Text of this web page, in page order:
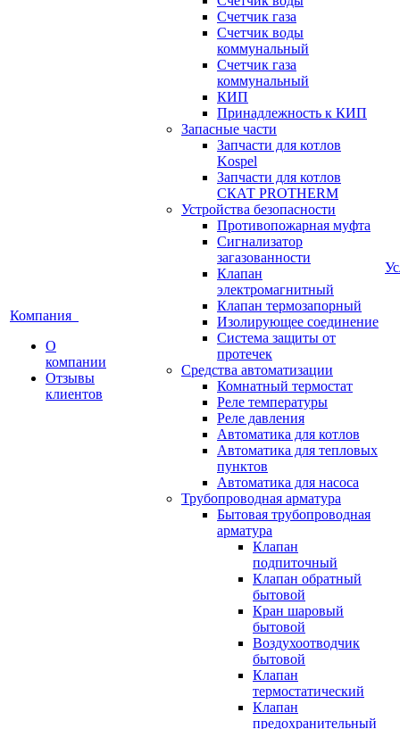
Компания
О
компании
Отзывы
клиентов
Счетчик газа
Счетчик воды
коммунальный
Счетчик газа
коммунальный
КИП
Принадлежность к КИП
Запасные части
Запчасти для котлов
Kospel
Запчасти для котлов
СКАТ PROTHERM
Устройства безопасности
Противопожарная муфта
Сигнализатор
загазованности
Клапан
электромагнитный
Клапан термозапорный
Изолирующее соединение
Система защиты от
протечек
Средства автоматизации
Комнатный термостат
Реле температуры
Реле давления
Автоматика для котлов
Автоматика для тепловых
пунктов
Автоматика для насоса
Трубопроводная арматура
Бытовая трубопроводная
арматура
Клапан
подпиточный
Клапан обратный
бытовой
Кран шаровый
бытовой
Воздухоотводчик
бытовой
Клапан
термостатический
Клапан
предохранительный